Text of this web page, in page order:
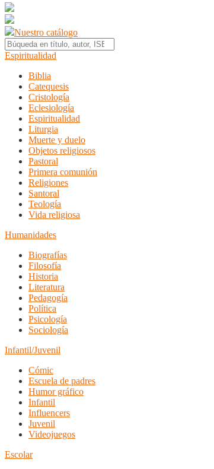
Nuestro catálogo
Espiritualidad
Biblia
Catequesis
Cristología
Eclesiología
Espiritualidad
Liturgia
Muerte y duelo
Objetos religiosos
Pastoral
Primera comunión
Religiones
Santoral
Teología
Vida religiosa
Humanidades
Biografías
Filosofía
Historia
Literatura
Pedagogía
Política
Psicología
Sociología
Infantil/Juvenil
Cómic
Escuela de padres
Humor gráfico
Infantil
Influencers
Juvenil
Videojuegos
Escolar